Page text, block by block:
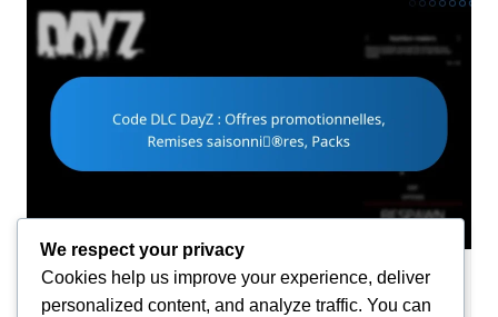
Réclamations de code DLC
We respect your privacy
Cookies help us improve your experience, deliver
personalized content, and analyze traffic. You can